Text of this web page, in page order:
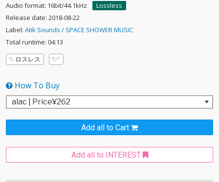
Audio format: 16bit/44.1kHz
Lossless
Release date: 2018-08-22
Label: Atik Sounds / SPACE SHOWER MUSIC
Total runtime: 04:13
ロスレス
How To Buy
Add all to Cart
Add all to INTEREST